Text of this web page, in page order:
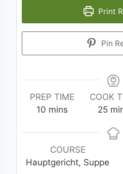
Print
Pin
PREP TIME
10 m
n
u
t
mins
COOK
25m
n
t
COURSE
Hauptgericht, Suppe